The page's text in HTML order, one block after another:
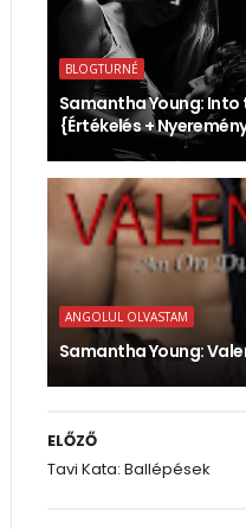
BLOGTURNÉ
Samantha Young: Into
{Értékelés +
ANGOLUL OLVASTAM
Samantha Young:
ELŐZŐ
Tavi Kata: Ballépések